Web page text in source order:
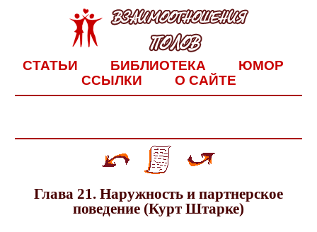
СТАТЬИ БИБЛИОТЕКА
ЮМОР
ССЫЛКИ
О САЙТЕ
Глава 21. Наружность и партнерское
поведение (Курт Штарке)